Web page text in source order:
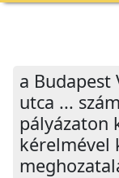
a Budapest
utca ...
pályázaton
kérelmével